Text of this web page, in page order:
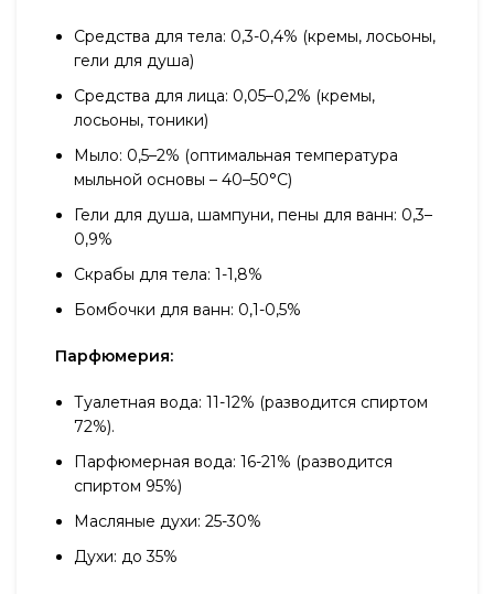
Средства для тела: 0,3-0,4% (кремы, лосьоны,
гели для душа)
Средства для лица: 0,05–0,2% (кремы,
лосьоны, тоники)
Мыло: 0,5–2% (оптимальная температура
мыльной основы – 40–50°С)
Гели для душа, шампуни, пены для ванн: 0,3–
0,9%
Скрабы для тела: 1-1,8%
Бомбочки для ванн: 0,1-0,5%
Парфюмерия:
Туалетная вода: 11-12% (разводится спиртом
72%).
Парфюмерная вода: 16-21% (разводится
спиртом 95%)
Масляные духи: 25-30%
Духи: до 35%